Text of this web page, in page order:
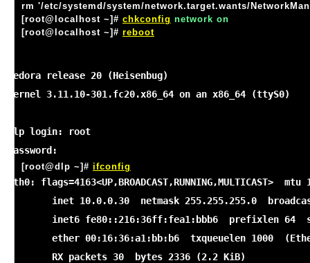
rm '/etc/systemd/system/network.target.wants/
[root@localhost ~]# chkconfig network on
[root@localhost ~]# reboot
Fedora release 20 (Heisenbug)
Kernel 3.11.10-301.fc20.x86_64 on an x86_64 (ttyS0)
dlp login: root
[root@dlp ~]# ifconfig
eth0: flags=4163<UP,BROADCAST,RUNNING,MULTICAST>  mtu
inet 10.0.0.30  netmask 255.255.255.0
inet6 fe80::216:36ff:fea1:bbb6  prefixlen 64
ether 00:16:36:a1:bb:b6  txqueuelen 1000
        RX packets 30  bytes 2336 (2.2 KiB)